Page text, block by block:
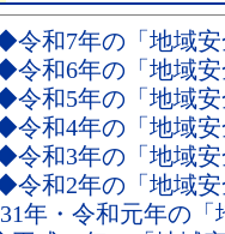
令和7年の「地域
令和6年の「地域
令和5年の「地域
令和4年の「地域
令和3年の「地域
令和2年の「地域
年・令和元年の